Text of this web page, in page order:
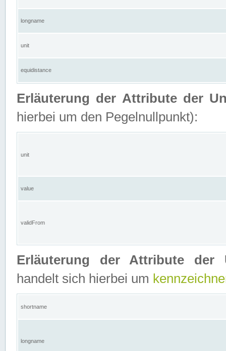
longname
unit
equidistance
Erläuterung der Attribute der
hierbei um den Pegelnullpunkt):
unit
value
validFrom
Erläuterung der Attribute der
handelt sich hierbei um
shortname
longname